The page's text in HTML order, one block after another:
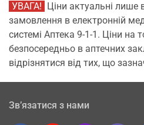
УВАГА!
Ціни актуальні лише
замовлення в електронній
системі Аптека 9-1-1. Ціни на
безпосередньо в аптечних
відрізнятися від тих, що
Зв’язатися з нами